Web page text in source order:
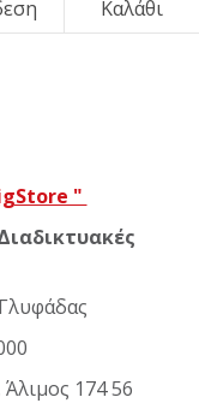
Καλάθι
"
174 56